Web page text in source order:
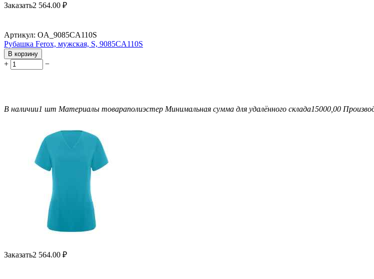
Заказать2 564.00 ₽
Артикул: OA_9085CA110S
Рубашка Ferox, мужская, S, 9085CA110S
В корзину
+ −
В наличии1 шт Материалы товараполиэстер Минимальная сумма для удалённого склада15000,00
Заказать2 564.00 ₽